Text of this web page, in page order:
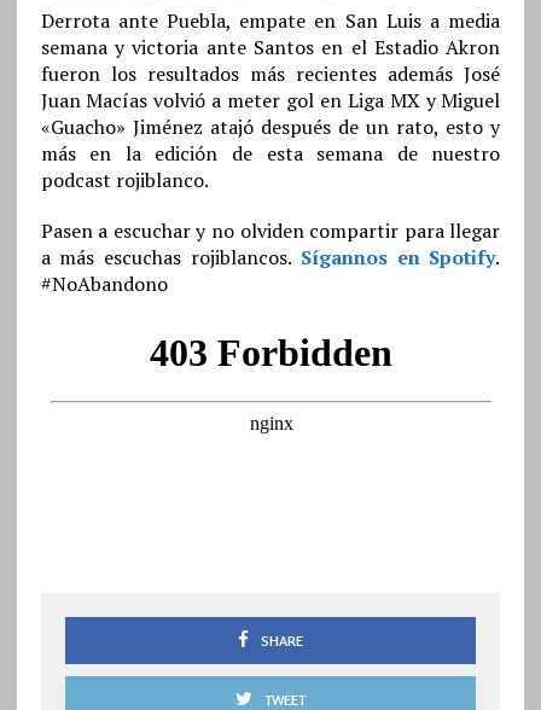
Derrota ante Puebla, empate en San Luis a media
semana y victoria ante Santos en el Estadio Akron
fueron los resultados más recientes además José
Juan Macías volvió a meter gol en Liga MX y Miguel
«Guacho» Jiménez atajó después de un rato, esto y
más en la edición de esta semana de nuestro
podcast rojiblanco.
Pasen a escuchar y no olviden compartir para llegar
a más escuchas rojiblancos. Sígannos en Spotify.
#NoAbandono
SHARE
TWEET